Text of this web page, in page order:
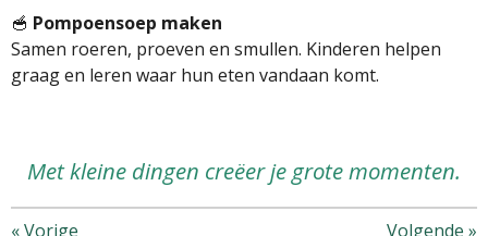
🥣 Pompoensoep maken
Samen roeren, proeven en smullen. Kinderen helpen
graag en leren waar hun eten vandaan komt.
Met kleine dingen creëer je grote momenten.
«Vorige Volgende »